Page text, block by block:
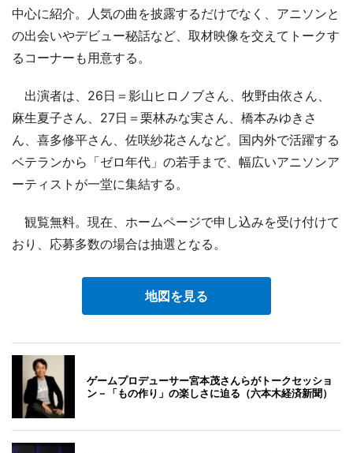
中心に紹介。人気の曲を披露するだけでなく、アニソンと
の出会いやデビュー秘話など、取材映像を交えてトークす
るコーナーも用意する。
出演者は、26日＝影山ヒロノブさん、牧野由依さん、
麻生夏子さん、27日＝栗林みな実さん、橋本みゆきさ
ん、喜多修平さん、佐咲紗花さんなど。国内外で活躍する
ベテランから「ゼロ年代」の若手まで、幅広いアニソンア
ーティストが一堂に集結する。
観覧無料。現在、ホームページで申し込みを受け付けて
おり、応募多数の場合は抽選となる。
地図を見る
ゲームプロデューサー宮本茂さんらがトークセッショ
ン－「もの作り」の楽しさに迫る（六本木経済新聞）